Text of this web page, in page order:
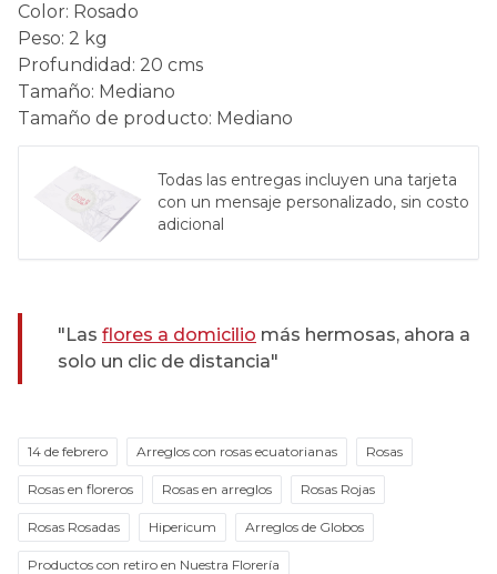
Color: Rosado
Peso: 2 kg
Profundidad : 20 cms
Tamaño: Mediano
Tamaño de producto: Mediano
Todas las entregas incluyen una tarjeta
con un mensaje personalizado, sin costo
adicional
"Las flores a domicilio más hermosas, ahora a
solo un clic de distancia"
14 de febrero Arreglos con rosas ecuatorianas Rosas
Rosas en floreros Rosas en arreglos Rosas Rojas
Rosas Rosadas Hipericum Arreglos de Globos
Productos con retiro en Nuestra Florería